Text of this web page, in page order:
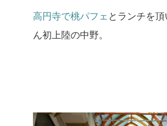
高円寺で桃パフェ とランチを
ん初上陸の中野。